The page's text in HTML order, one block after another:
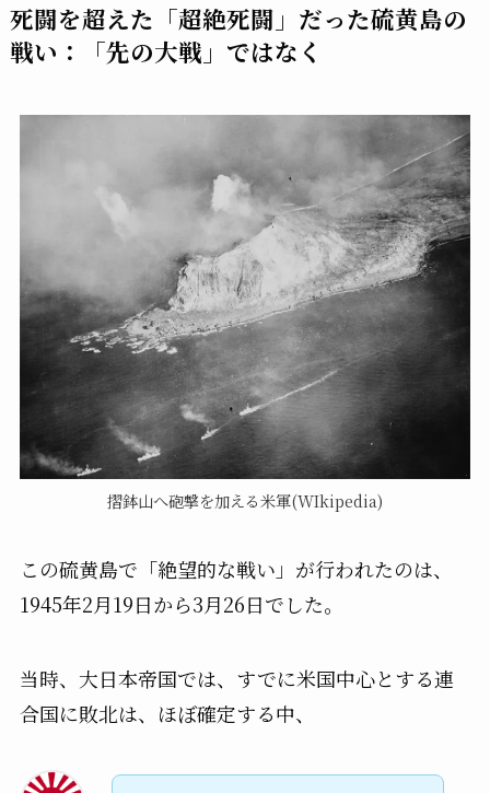
死闘を超えた「超絶死闘」だった硫黄島の
戦い：「先の大戦」ではなく
摺鉢山へ砲撃を加える米軍(WIkipedia)
この硫黄島で「絶望的な戦い」が行われたのは、
1945年2月19日から3月26日でした。
当時、大日本帝国では、すでに米国中心とする連
合国に敗北は、ほぼ確定する中、